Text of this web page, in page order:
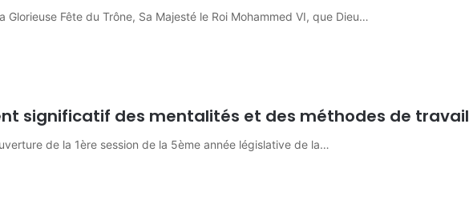
Glorieuse Fête du Trône, Sa Majesté le Roi Mohammed VI, que Dieu…
significatif des mentalités et des méthodes de travail
de la 1ère session de la 5ème année législative de la…